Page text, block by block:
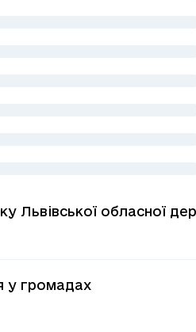
Львівської обласної
у громадах